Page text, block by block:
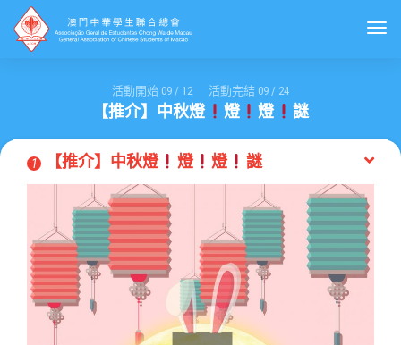
活動開始 09 / 12 活動完結 09 / 24
【推介】中秋燈 燈 燈 謎
1 【推介】中秋燈 燈 燈 謎